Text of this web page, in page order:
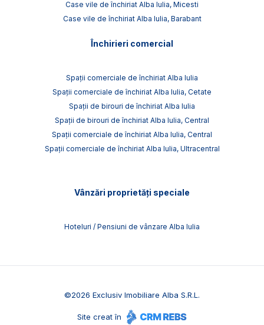
Case vile de închiriat Alba Iulia, Micesti
Case vile de închiriat Alba Iulia, Barabant
Închirieri comercial
Spații comerciale de închiriat Alba Iulia
Spații comerciale de închiriat Alba Iulia, Cetate
Spații de birouri de închiriat Alba Iulia
Spații de birouri de închiriat Alba Iulia, Central
Spații comerciale de închiriat Alba Iulia, Central
Spații comerciale de închiriat Alba Iulia, Ultracentral
Vânzări proprietăți speciale
Hoteluri / Pensiuni de vânzare Alba Iulia
©2026 Exclusiv Imobiliare Alba S.R.L.
Site creat în